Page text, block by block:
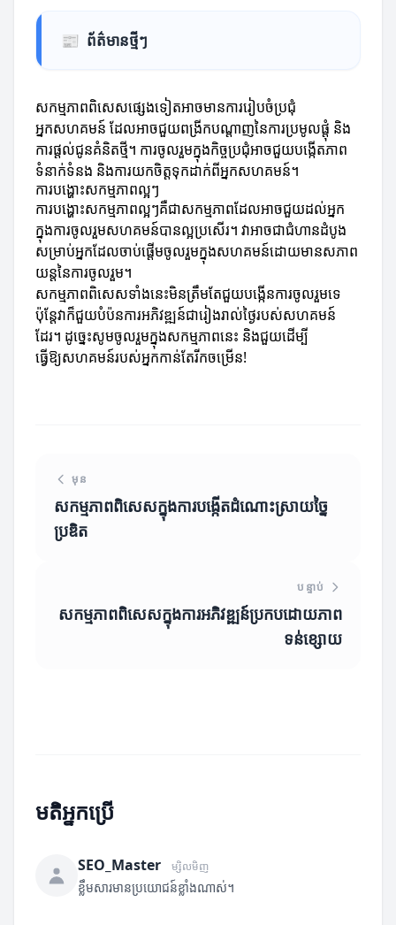
📰 ព័ត៌មានថ្មីៗ
សកម្មភាពពិសេសផ្សេងទៀតអាចមានការរៀបចំប្រជុំ
អ្នកសហគមន៍ ដែលអាចជួយពង្រីកបណ្តាញនៃការប្រមូលផ្តុំ និង
ការផ្តល់ជូនគំនិតថ្មី។ ការចូលរួមក្នុងកិច្ចប្រជុំអាចជួយបង្កើតភាព
ទំនាក់ទំនង និងការយកចិត្តទុកដាក់ពីអ្នកសហគមន៍។
ការបង្ហោះសកម្មភាពល្អៗ
ការបង្ហោះសកម្មភាពល្អៗគឺជាសកម្មភាពដែលអាចជួយដល់អ្នក
ក្នុងការចូលរួមសហគមន៍បានល្អប្រសើរ។ វាអាចជាជំហានដំបូង
សម្រាប់អ្នកដែលចាប់ផ្តើមចូលរួមក្នុងសហគមន៍ដោយមានសភាព
យន្តនៃការចូលរួម។
សកម្មភាពពិសេសទាំងនេះមិនត្រឹមតែជួយបង្កើនការចូលរួមទេ
ប៉ុន្តែវាក៏ជួយបំប៉នការអភិវឌ្ឍន៍ជារៀងរាល់ថ្ងៃរបស់សហគមន៍
ដែរ។ ដូច្នេះសូមចូលរួមក្នុងសកម្មភាពនេះ និងជួយដើម្បី
ធ្វើឱ្យសហគមន៍របស់អ្នកកាន់តែរីកចម្រើន!
មុន
សកម្មភាពពិសេសក្នុងការបង្កើតដំណោះស្រាយច្នៃ
ប្រឌិត
បន្ទាប់
សកម្មភាពពិសេសក្នុងការអភិវឌ្ឍន៍ប្រកបដោយភាព
ទន់ខ្សោយ
មតិអ្នកប្រើ
SEO_Master ម្សិលមិញ
ខ្លឹមសារមានប្រយោជន៍ខ្លាំងណាស់។